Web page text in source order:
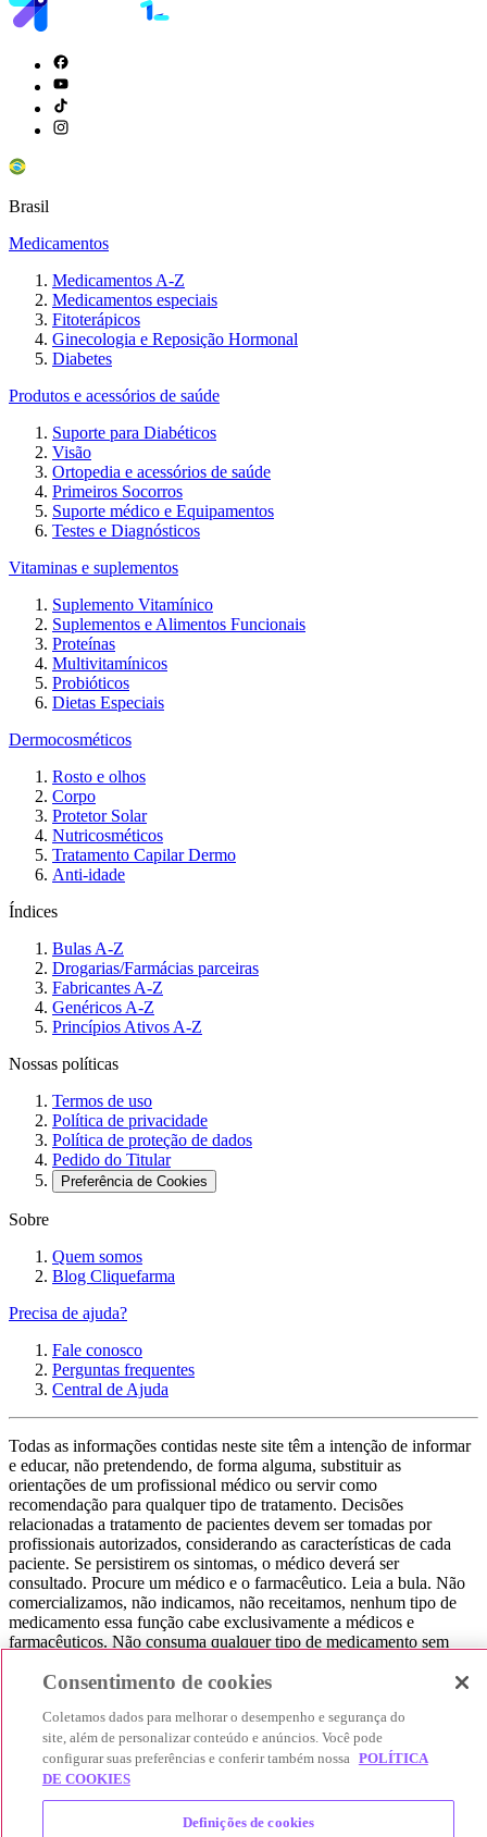
Brasil
Medicamentos
Medicamentos A-Z
Medicamentos especiais
Fitoterápicos
Ginecologia e Reposição Hormonal
Diabetes
Produtos e acessórios de saúde
Suporte para Diabéticos
Visão
Ortopedia e acessórios de saúde
Primeiros Socorros
Suporte médico e Equipamentos
Testes e Diagnósticos
Vitaminas e suplementos
Suplemento Vitamínico
Suplementos e Alimentos Funcionais
Proteínas
Multivitamínicos
Probióticos
Dietas Especiais
Dermocosméticos
Rosto e olhos
Corpo
Protetor Solar
Nutricosméticos
Tratamento Capilar Dermo
Anti-idade
Índices
Bulas A-Z
Drogarias/Farmácias parceiras
Fabricantes A-Z
Genéricos A-Z
Princípios Ativos A-Z
Nossas políticas
Termos de uso
Política de privacidade
Política de proteção de dados
Pedido do Titular
Preferência de Cookies
Sobre
Quem somos
Blog Cliquefarma
Precisa de ajuda?
Fale conosco
Perguntas frequentes
Central de Ajuda
Todas as informações contidas neste site têm a intenção de informar
e educar, não pretendendo, de forma alguma, substituir as
orientações de um profissional médico ou servir como
recomendação para qualquer tipo de tratamento. Decisões
relacionadas a tratamento de pacientes devem ser tomadas por
profissionais autorizados, considerando as características de cada
paciente. Se persistirem os sintomas, o médico deverá ser
consultado. Procure um médico e o farmacêutico. Leia a bula. Não
comercializamos, não indicamos, não receitamos, nenhum tipo de
medicamento essa função cabe exclusivamente a médicos e
farmacêuticos. Não consuma qualquer tipo de medicamento sem
não realizamos a venda de medicamentos, apenas contribuímos para
produtos farmacêuticos. Contribuímos e damos auxílio para que sua
experiência seja bem-sucedida, mas a finalização da compra
acontece nos sites das nossas lojas parceiras.
© 2025 Afya Participações S.A. - todos os direitos reservados.
Alameda Lorena, 269 - Jardim Paulista - São Paulo / SP - CEP.:
Consentimento de cookies
Coletamos dados para melhorar o desempenho e segurança do
site, além de personalizar conteúdo e anúncios. Você pode
configurar suas preferências e conferir também nossa POLÍTICA
DE COOKIES
Definições de cookies